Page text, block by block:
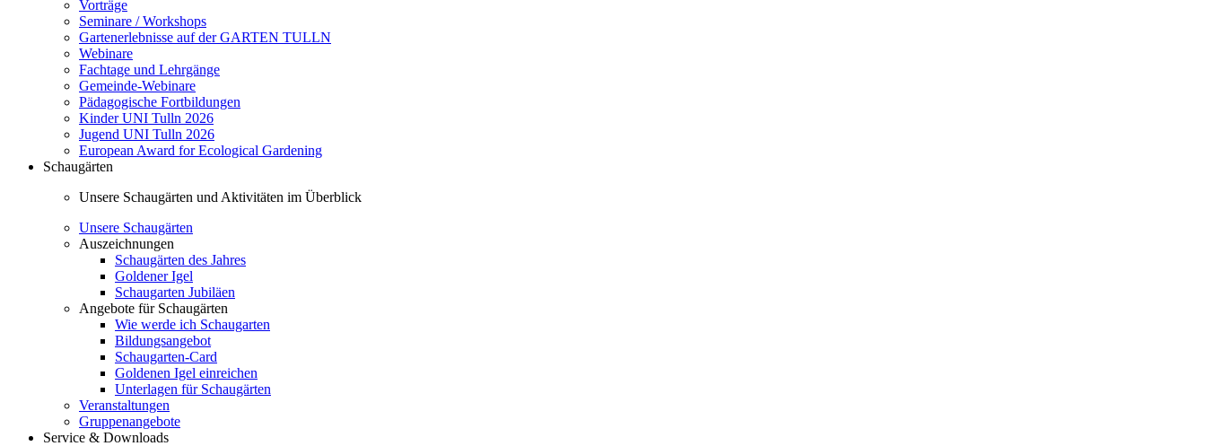
Vorträge
Seminare / Workshops
Gartenerlebnisse auf der GARTEN TULLN
Webinare
Fachtage und Lehrgänge
Gemeinde-Webinare
Pädagogische Fortbildungen
Kinder UNI Tulln 2026
Jugend UNI Tulln 2026
European Award for Ecological Gardening
Schaugärten
Unsere Schaugärten und Aktivitäten im Überblick
Unsere Schaugärten
Auszeichnungen
Schaugärten des Jahres
Goldener Igel
Schaugarten Jubiläen
Angebote für Schaugärten
Wie werde ich Schaugarten
Bildungsangebot
Schaugarten-Card
Goldenen Igel einreichen
Unterlagen für Schaugärten
Veranstaltungen
Gruppenangebote
Service & Downloads